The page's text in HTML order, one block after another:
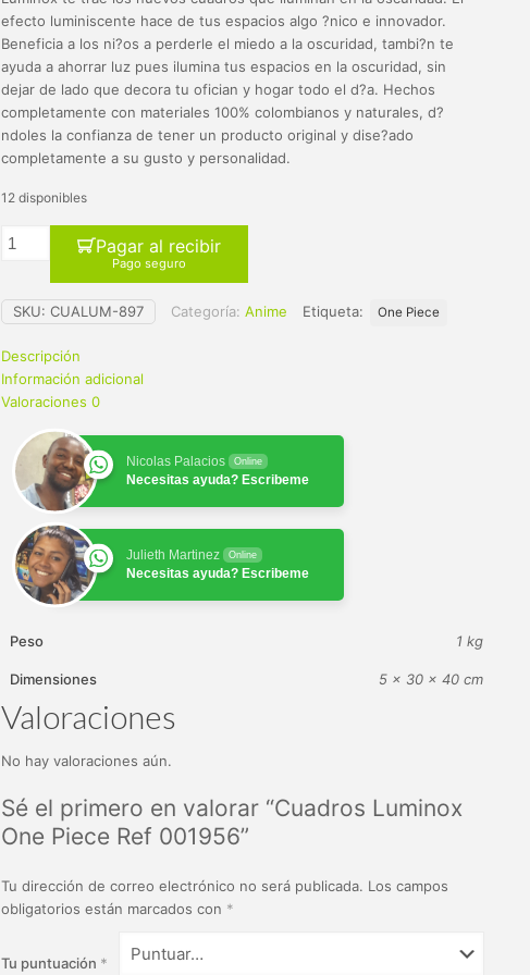
original
era:
$ 65.000.
actual
es:
$ 59.900.
efecto luminiscente hace de tus espacios algo ?nico e innovador.
Beneficia a los ni?os a perderle el miedo a la oscuridad, tambi?n te
ayuda a ahorrar luz pues ilumina tus espacios en la oscuridad, sin
dejar de lado que decora tu ofician y hogar todo el d?a. Hechos
completamente con materiales 100% colombianos y naturales, d?
ndoles la confianza de tener un producto original y dise?ado
completamente a su gusto y personalidad.
12 disponibles
Pagar al recibir
Pago seguro
SKU:CUALUM-897 Categoría:Anime Etiqueta: One Piece
Descripción
Información adicional
Valoraciones0
Nicolas Palacios Online
Necesitas ayuda? Escribeme
Julieth Martinez Online
Necesitas ayuda? Escribeme
Peso 1 kg
Dimensiones 5 × 30 × 40 cm
Valoraciones
No hay valoraciones aún.
Sé el primero en valorar “Cuadros Luminox
One Piece Ref 001956”
Tu dirección de correo electrónico no será publicada. Los campos
obligatorios están marcados con *
Tu puntuación *